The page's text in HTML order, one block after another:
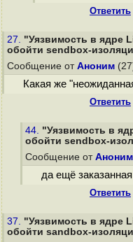
Ответить
27. "Уязвимость в ядре
обойти sendbox-
Сообщение от Аноним
Какая же
Ответить
44. "Уязвимость в
обойти sendbox-
Сообщение от Аноним
да ещё
Ответить
37. "Уязвимость в ядре
обойти sandbox-